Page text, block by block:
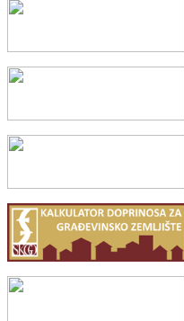
Бањица
Не зна се тачно када су
периода, као и у...